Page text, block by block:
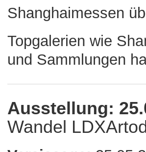
Shanghaimessen
Topgalerien wie
und Sammlungen
Ausstellung:
Wandel